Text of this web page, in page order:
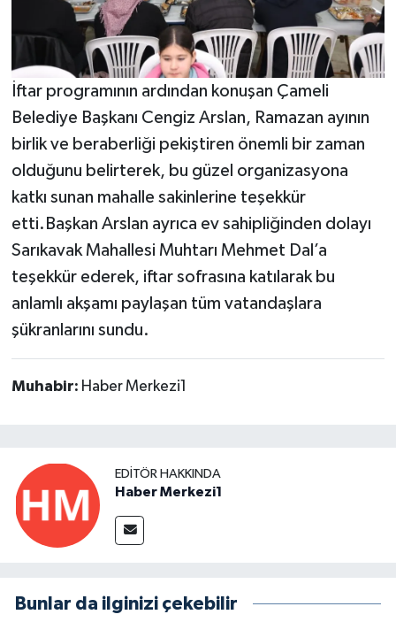
İftar programının ardından konuşan Çameli
Belediye Başkanı Cengiz Arslan, Ramazan ayının
birlik ve beraberliği pekiştiren önemli bir zaman
olduğunu belirterek, bu güzel organizasyona
katkı sunan mahalle sakinlerine teşekkür
etti.Başkan Arslan ayrıca ev sahipliğinden dolayı
Sarıkavak Mahallesi Muhtarı Mehmet Dal’a
teşekkür ederek, iftar sofrasına katılarak bu
anlamlı akşamı paylaşan tüm vatandaşlara
şükranlarını sundu.
Muhabir: Haber Merkezi1
EDITÖR HAKKINDA
Haber Merkezi1
Bunlar da ilginizi çekebilir